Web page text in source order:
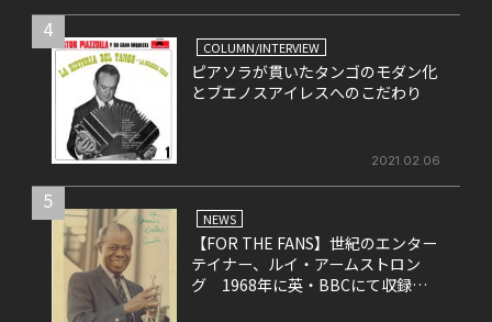
4
COLUMN/INTERVIEW
ピアソラが貫いたタンゴのモダン化
とブエノスアイレスへのこだわり
2021.02.06
5
NEWS
【FOR THE FANS】世紀のエンター
テイナー、ルイ・アームストロン
グ 1968年に英・BBCにて収録さ